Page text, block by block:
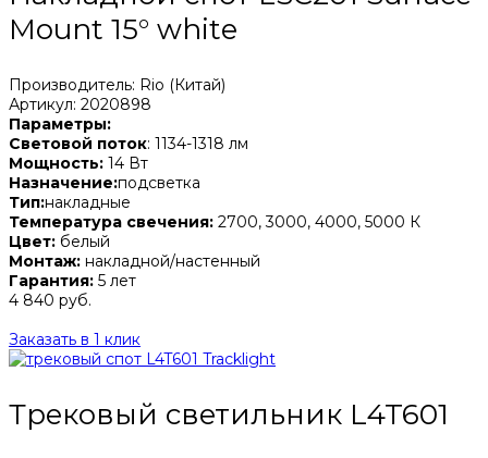
Mount 15° white
Производитель: Rio (Китай)
Артикул: 2020898
Параметры:
Световой поток: 1134-1318 лм
Мощность: 14 Вт
Назначение:подсветка
Тип:накладные
Температура свечения: 2700, 3000, 4000, 5000 К
Цвет: белый
Монтаж: накладной/настенный
Гарантия: 5 лет
4 840 руб.
Заказать в 1 клик
Трековый светильник L4T601